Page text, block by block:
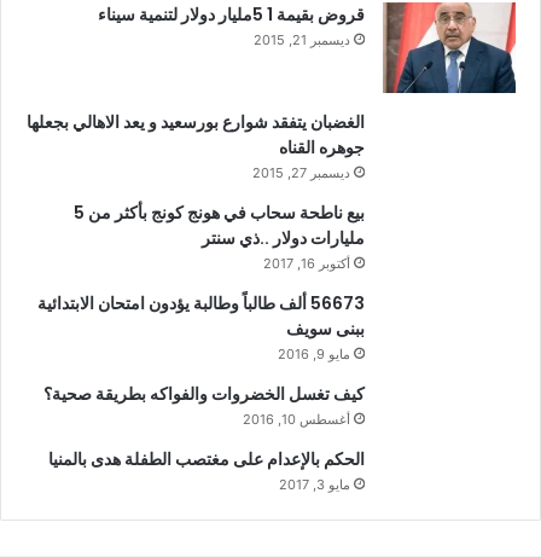
قروض بقيمة 1 5مليار دولار لتنمية سيناء
ديسمبر 21, 2015
الغضبان يتفقد شوارع بورسعيد و يعد الاهالي بجعلها
جوهره القناه
ديسمبر 27, 2015
بيع ناطحة سحاب في هونج كونج بأكثر من 5
مليارات دولار ..ذي سنتر
أكتوبر 16, 2017
56673 ألف طالباً وطالبة يؤدون امتحان الابتدائية
ببنى سويف
مايو 9, 2016
كيف تغسل الخضروات والفواكه بطريقة صحية؟
أغسطس 10, 2016
الحكم بالإعدام على مغتصب الطفلة هدى بالمنيا
مايو 3, 2017